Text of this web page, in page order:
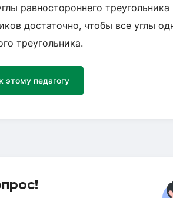
равностороннего
достаточно, чтобы все углы
треугольника.
этому педагогу